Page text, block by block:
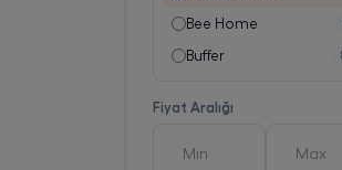
Bee Home
Buffer
Fiyat Aralığı